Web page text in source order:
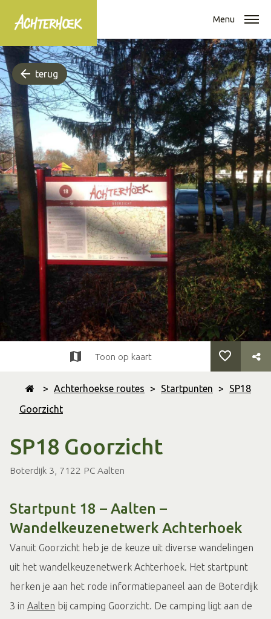
Menu
terug
> Achterhoekse routes > Startpunten >
SP18
Goorzicht
SP18 Goorzicht
Boterdijk 3, 7122 PC Aalten
Toon op kaart
Startpunt 18 – Aalten –
Wandelkeuzenetwerk Achterhoek
Vanuit Goorzicht heb je de keuze uit diverse wandelingen
uit het wandelkeuzenetwerk Achterhoek. Het startpunt
herken je aan het rode informatiepaneel aan de Boterdijk
3 in Aalten bij camping Goorzicht. De camping ligt aan de